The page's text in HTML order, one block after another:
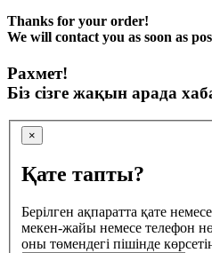
Thanks for your order!
We will contact you as soon as
Рахмет!
Біз сізге жақын арада
×
Қате тапты?
Берілген ақпаратта қате
мекен-жайы немесе телефон
оны төмендегі пішінде